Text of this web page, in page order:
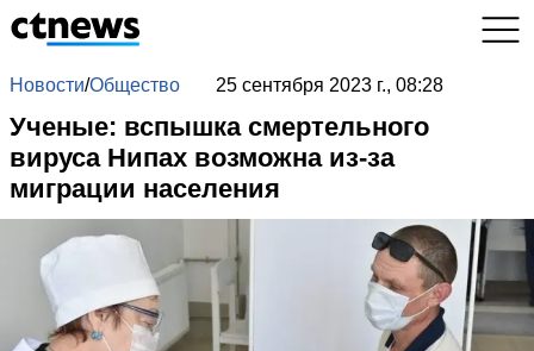
Новости/Общество 25 сентября 2023 г., 08:28
Ученые: вспышка смертельного
вируса Нипах возможна из-за
миграции населения